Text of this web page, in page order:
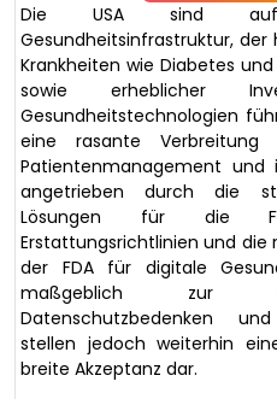
Die USA sind
Gesundheitsinfrastruktur, der
Krankheiten wie Diabetes
sowie erheblicher
Gesundheitstechnologien
eine rasante Verbreitung
Patientenmanagement und
angetrieben durch die
Lösungen für die
Erstattungsrichtlinien und die
der FDA für digitale
maßgeblich zur
Datenschutzbedenken
stellen jedoch weiterhin
breite Akzeptanz dar.